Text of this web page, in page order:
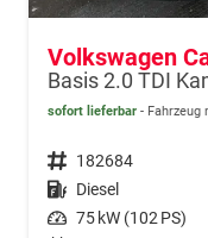
Volkswagen
Basis 2.0 TDI
sofort lieferbar Fahrzeug
Fahrzeugnr. 182684
Kraftstoff Diesel
Leistung 75 kW (102 PS)